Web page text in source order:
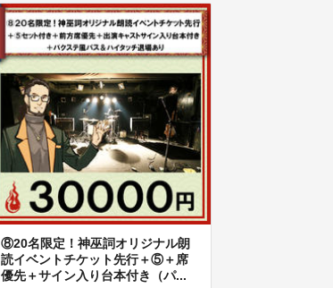
⑧20名限定！神巫詞オリジナル朗
読イベントチケット先行＋⑤＋席
優先＋サイン入り台本付き（パ...